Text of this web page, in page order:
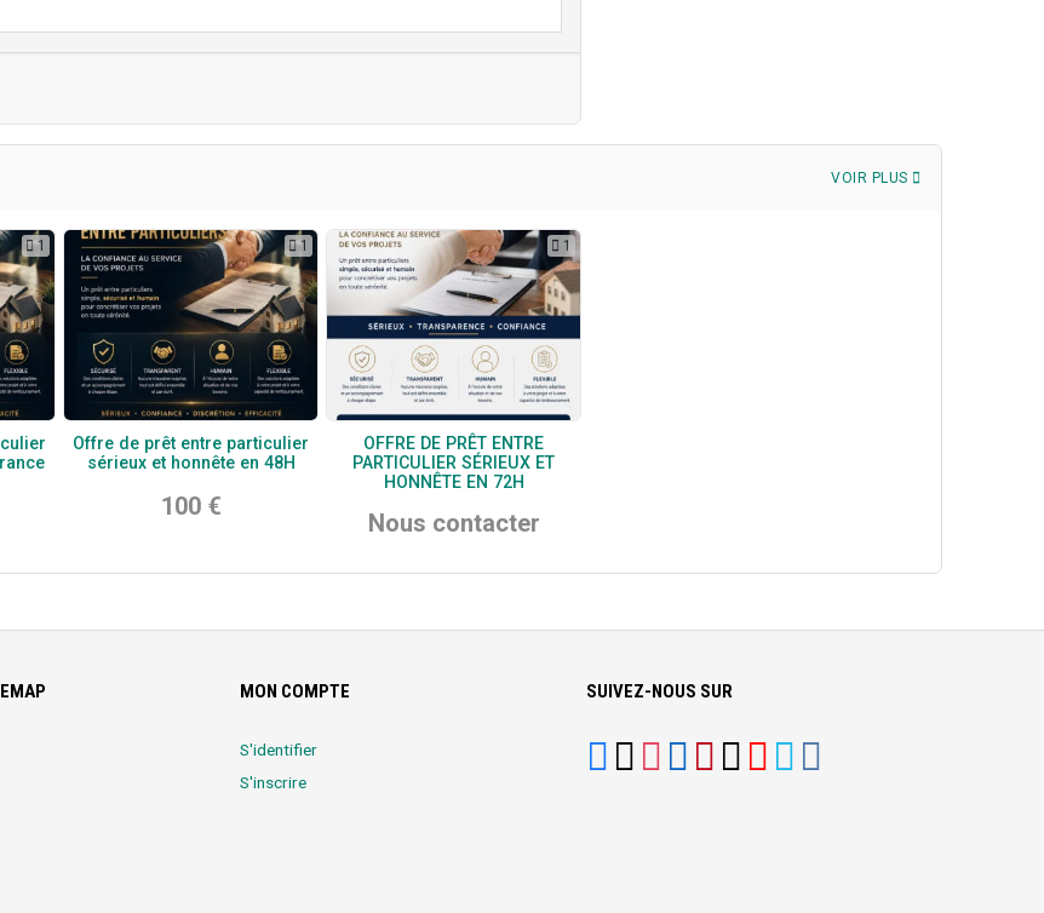
VOIR PLUS
1 1
Offre de prêt entre particulier
sérieux et honnête en 48H
100 €
1
OFFRE DE PRÊT ENTRE
PARTICULIER SÉRIEUX ET
HONNÊTE EN 72H
Nous contacter
MON COMPTE
S'identifier
S'inscrire
SUIVEZ-NOUS SUR